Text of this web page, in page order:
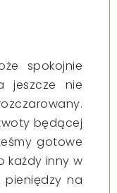
spokojnie
jeszcze nie
będącej
gotowe
każdy inny w
pieniędzy na